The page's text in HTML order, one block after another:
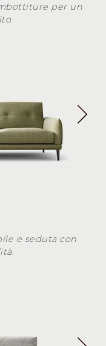
per un
e seduta con